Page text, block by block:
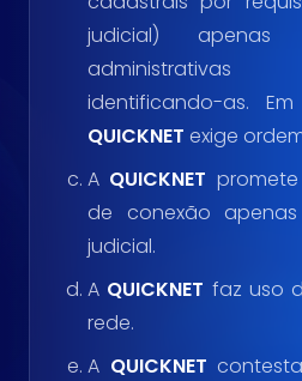
judicial) apenas
administrativas
identificando-as.
QUICKNET exige
A QUICKNET
de conexão
judicial.
A QUICKNET faz uso
rede.
A QUICKNET